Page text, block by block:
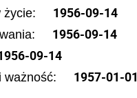
życie: 1956-09-14
1956-09-14
09-14
ważność: 1957-01-01